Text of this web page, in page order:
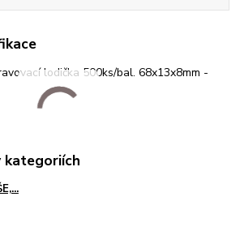
lodička 500ks/bal. 68x13x8mm -
kategoriích